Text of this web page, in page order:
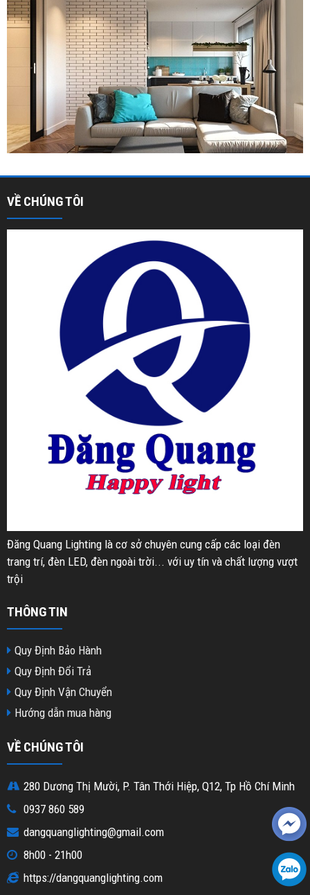
VỀ CHÚNG TÔI
Đăng Quang Lighting là cơ sở chuyên cung cấp các loại đèn
trang trí, đèn LED, đèn ngoài trời... với uy tín và chất lượng vượt
trội
THÔNG TIN
Quy Định Bảo Hành
Quy Định Đổi Trả
Quy Định Vận Chuyển
Hướng dẫn mua hàng
VỀ CHÚNG TÔI
280 Dương Thị Mười, P. Tân Thới Hiệp, Q12, Tp Hồ Chí Minh
0937 860 589
dangquanglighting@gmail.com
8h00 - 21h00
https://dangquanglighting.com